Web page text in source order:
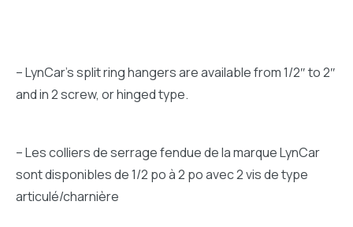
– LynCar’s split ring hangers are available from 1/2″ to 2″
and in 2 screw, or hinged type.
– Les colliers de serrage fendue de la marque LynCar
sont disponibles de 1/2 po à 2 po avec 2 vis de type
articulé/charnière